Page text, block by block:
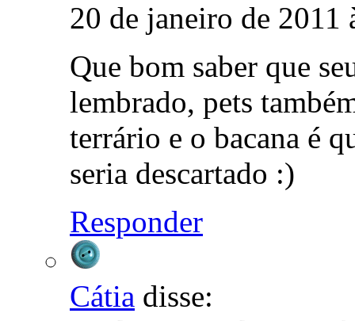
20 de janeiro de 2011
Que bom saber que
lembrado, pets
terrário e o bacana é
seria descartado :)
Responder
Cátia disse: